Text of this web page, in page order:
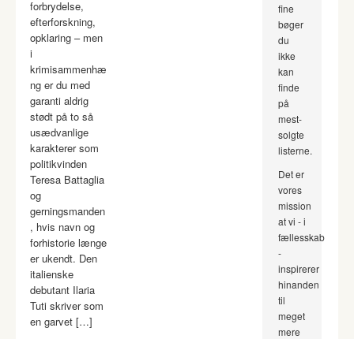
forbrydelse,
efterforskning,
opklaring – men
i
krimisammenhæ
ng er du med
garanti aldrig
stødt på to så
usædvanlige
karakterer som
politikvinden
Teresa Battaglia
og
gerningsmanden
, hvis navn og
forhistorie længe
er ukendt. Den
italienske
debutant Ilaria
Tuti skriver som
en garvet […]
fine
bøger
du
ikke
kan
finde
på
mest-
solgte
listerne.
Det er
vores
mission
at vi - i
fællesskab
-
inspirerer
hinanden
til
meget
mere